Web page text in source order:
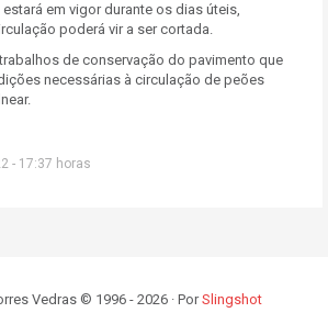
em vigor durante os dias úteis,
poderá vir a ser cortada.
de conservação do pavimento que
necessárias à circulação de peões
- 17:37 horas
Vedras © 1996 - 2026 · PorSlingshot